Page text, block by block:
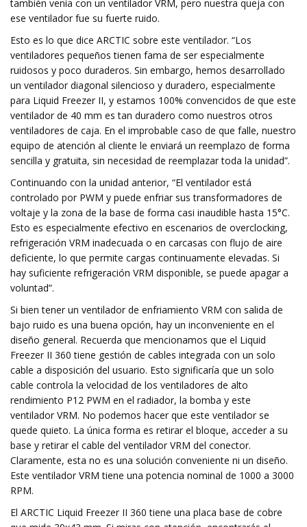
también venía con un ventilador VRM, pero nuestra queja con
ese ventilador fue su fuerte ruido.
Esto es lo que dice ARCTIC sobre este ventilador. “Los
ventiladores pequeños tienen fama de ser especialmente
ruidosos y poco duraderos. Sin embargo, hemos desarrollado
un ventilador diagonal silencioso y duradero, especialmente
para Liquid Freezer II, y estamos 100% convencidos de que este
ventilador de 40 mm es tan duradero como nuestros otros
ventiladores de caja. En el improbable caso de que falle, nuestro
equipo de atención al cliente le enviará un reemplazo de forma
sencilla y gratuita, sin necesidad de reemplazar toda la unidad”.
Continuando con la unidad anterior, “El ventilador está
controlado por PWM y puede enfriar sus transformadores de
voltaje y la zona de la base de forma casi inaudible hasta 15°C.
Esto es especialmente efectivo en escenarios de overclocking,
refrigeración VRM inadecuada o en carcasas con flujo de aire
deficiente, lo que permite cargas continuamente elevadas. Si
hay suficiente refrigeración VRM disponible, se puede apagar a
voluntad”.
Si bien tener un ventilador de enfriamiento VRM con salida de
bajo ruido es una buena opción, hay un inconveniente en el
diseño general. Recuerda que mencionamos que el Liquid
Freezer II 360 tiene gestión de cables integrada con un solo
cable a disposición del usuario. Esto significaría que un solo
cable controla la velocidad de los ventiladores de alto
rendimiento P12 PWM en el radiador, la bomba y este
ventilador VRM. No podemos hacer que este ventilador se
quede quieto. La única forma es retirar el bloque, acceder a su
base y retirar el cable del ventilador VRM del conector.
Claramente, esta no es una solución conveniente ni un diseño.
Este ventilador VRM tiene una potencia nominal de 1000 a 3000
RPM.
El ARCTIC Liquid Freezer II 360 tiene una placa base de cobre